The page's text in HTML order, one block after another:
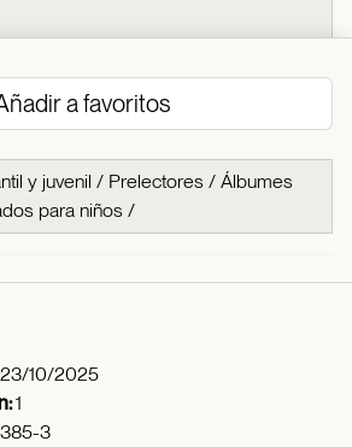
a favoritos
y juvenil / Prelectores / Álbumes
para niños /
23/10/2025
1
3